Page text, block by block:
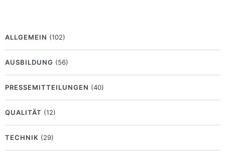
ALLGEMEIN (102)
AUSBILDUNG (56)
PRESSEMITTEILUNGEN (40)
QUALITÄT (12)
TECHNIK (29)